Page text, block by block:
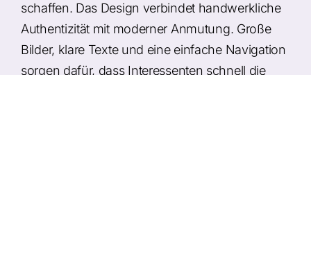
schaffen. Das Design verbindet handwerkliche
Authentizität mit moderner Anmutung. Große
Bilder, klare Texte und eine einfache Navigation
sorgen dafür, dass Interessenten schnell die